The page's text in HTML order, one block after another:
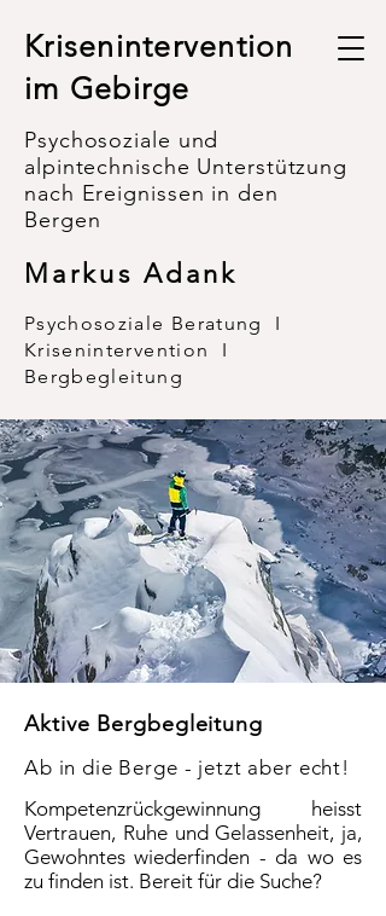
Krisenintervention
im Gebirge
Psychosoziale und
alpintechnische Unterstützung
nach Ereignissen in den
Bergen
Markus Adank
Psychosoziale Beratung I
Krisenintervention I
Bergbegleitung
Aktive Bergbegleitung
Ab in die Berge - jetzt aber echt!
Kompetenzrückgewinnung heisst
Vertrauen, Ruhe und Gelassenheit, ja,
Gewohntes wiederfinden - da wo es
zu finden ist. Bereit für die Suche?